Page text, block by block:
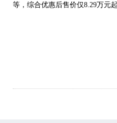
等，综合优惠后售价仅8.29万元